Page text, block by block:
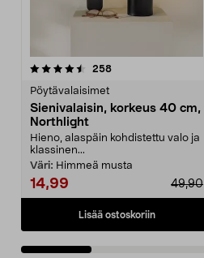
258arvostelut
Pöytävalaisimet
Sienivalaisin, korkeus 40 cm,
Northlight
Hieno, alaspäin kohdistettu valo ja
klassinen...
Väri: Himmeä musta
14,99 49,90
Lisää ostoskoriin
4.0 viidestä